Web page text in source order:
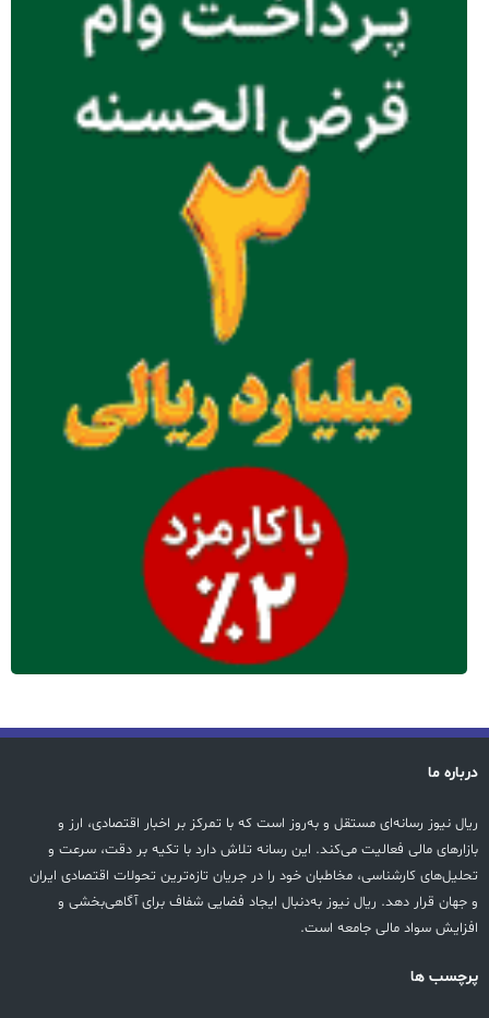
درباره ما
ریال نیوز رسانه‌ای مستقل و به‌روز است که با تمرکز بر اخبار اقتصادی، ارز و
بازارهای مالی فعالیت می‌کند. این رسانه تلاش دارد با تکیه بر دقت، سرعت و
تحلیل‌های کارشناسی، مخاطبان خود را در جریان تازه‌ترین تحولات اقتصادی ایران
و جهان قرار دهد. ریال نیوز به‌دنبال ایجاد فضایی شفاف برای آگاهی‌بخشی و
افزایش سواد مالی جامعه است.
پرچسب ها